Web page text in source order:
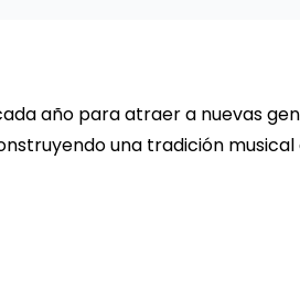
año para atraer a nuevas
una tradición